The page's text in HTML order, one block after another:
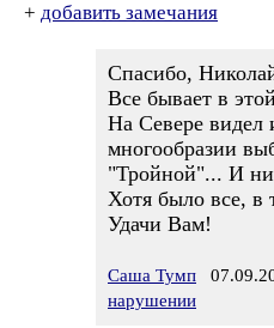
+ добавить замечания
Спасибо,
Все бывает в
На Севере видел
многообразии
"Тройной"... И
Хотя было все, в
Удачи Вам!
Саша Тумп
нарушении